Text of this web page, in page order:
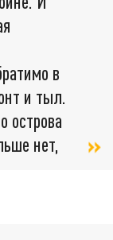
в
и тыл.
острова
нет,